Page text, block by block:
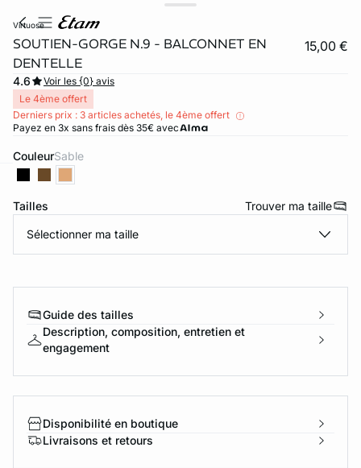
virtuose
SOUTIEN-GORGE N.9 - BALCONNET EN
DENTELLE
15,00 €
4.6
Voir les {0} avis
Le 4ème offert
Derniers prix : 3 articles achetés, le 4ème offert
Payez en 3x sans frais dès 35€ avec
Couleur sable
Tailles Trouver ma taille
Sélectionner ma taille
Guide des tailles
Description, composition, entretien et
engagement
Disponibilité en boutique
Livraisons et retours